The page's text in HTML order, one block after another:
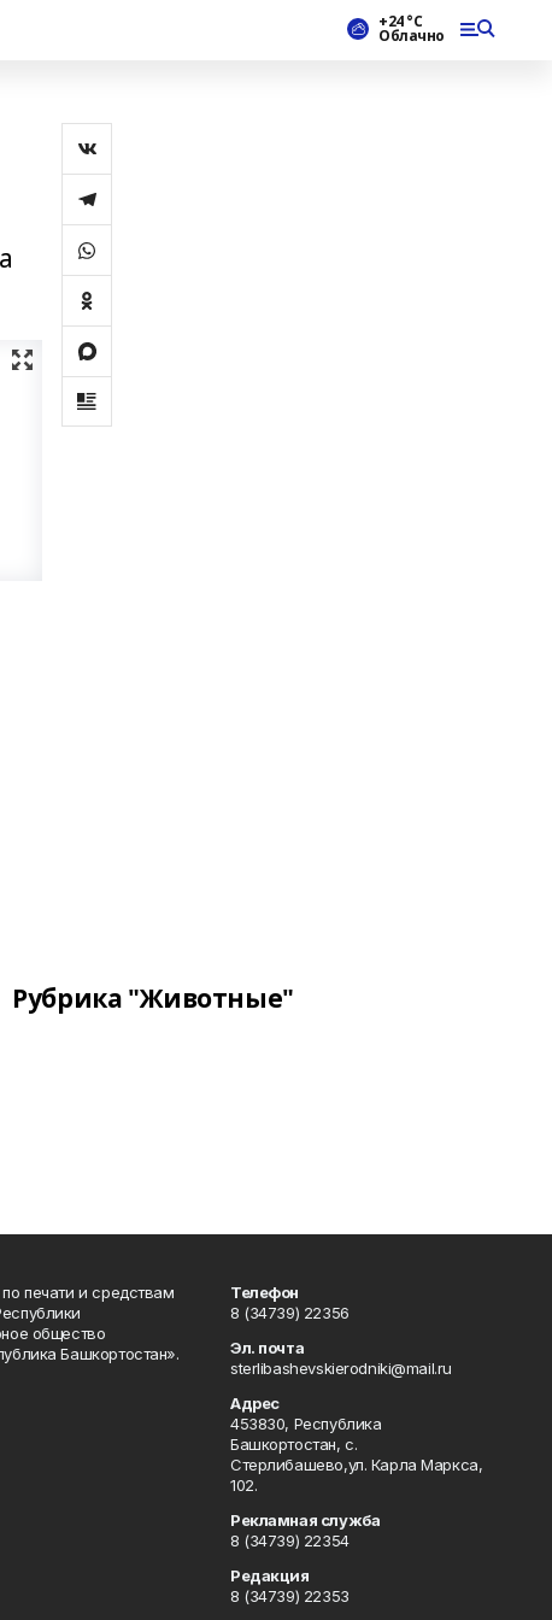
+24 °С
Облачно
Рубрика "Животные"
печати и средствам
общество
Башкортостан».
Телефон
8 (34739) 22356
Эл. почта
sterlibashevskierodniki@mail.ru
Адрес
453830, Республика
Башкортостан, c.
Стерлибашево,ул. Карла Маркса,
102.
Рекламная служба
8 (34739) 22354
Редакция
8 (34739) 22353